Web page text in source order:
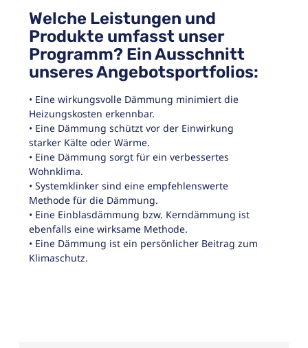
Welche Leistungen und
Produkte umfasst unser
Programm? Ein Ausschnitt
unseres Angebotsportfolios:
• Eine wirkungsvolle Dämmung minimiert die
Heizungskosten erkennbar.
• Eine Dämmung schützt vor der Einwirkung
starker Kälte oder Wärme.
• Eine Dämmung sorgt für ein verbessertes
Wohnklima.
• Systemklinker sind eine empfehlenswerte
Methode für die Dämmung.
• Eine Einblasdämmung bzw. Kerndämmung ist
ebenfalls eine wirksame Methode.
• Eine Dämmung ist ein persönlicher Beitrag zum
Klimaschutz.